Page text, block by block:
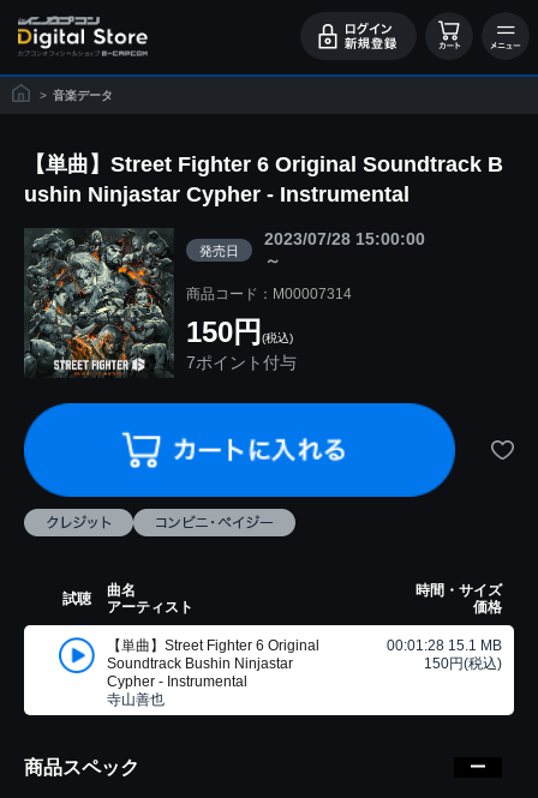
> 音楽データ
【単曲】Street Fighter 6 Original Soundtrack B
ushin Ninjastar Cypher - Instrumental
発売日
2023/07/28 15:00:00
～
商品コード：M00007314
150円 (税込)
7ポイント付与
試聴
曲名
アーティスト
時間・サイズ
価格
【単曲】Street Fighter 6 Original
Soundtrack Bushin Ninjastar
Cypher - Instrumental
寺山善也
00:01:28 15.1 MB
150円(税込)
商品スペック